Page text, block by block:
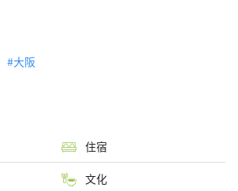
大阪
住宿
文化